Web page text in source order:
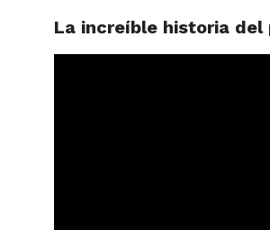
La increíble historia del